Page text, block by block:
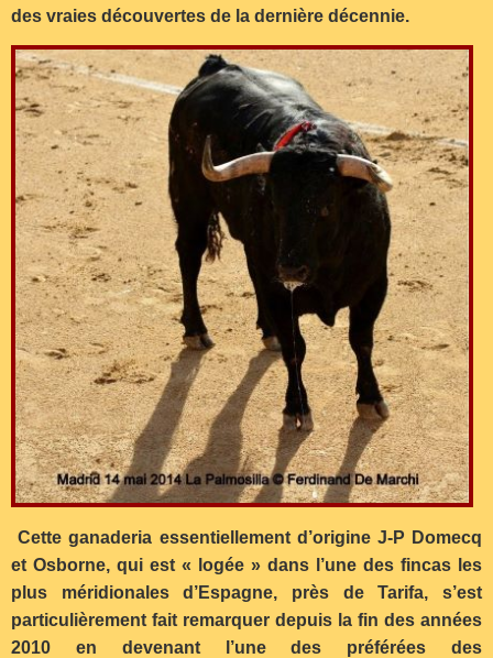
des vraies découvertes de la dernière décennie.
Cette ganaderia essentiellement d’origine J-P Domecq
et Osborne, qui est « logée » dans l’une des fincas les
plus méridionales d’Espagne, près de Tarifa, s’est
particulièrement fait remarquer depuis la fin des années
2010 en devenant l’une des préférées des